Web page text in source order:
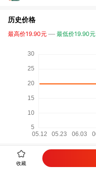
历史价格
最高价19.90元 最低价19.90元
相关商品
收藏